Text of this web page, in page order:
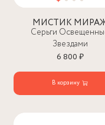
МИСТИК
Серьги
Звездами
6 800 ₽
В корзину